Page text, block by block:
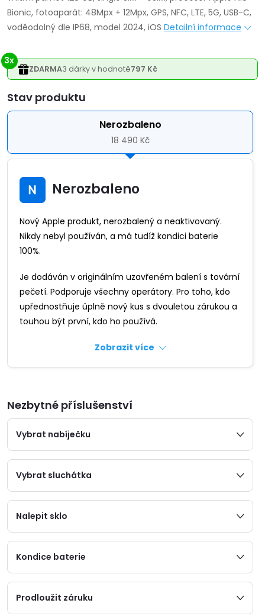
Bionic, fotoaparát: 48Mpx + 12Mpx, GPS, NFC, LTE, 5G, USB-C,
voděodolný dle IP68, model 2024, iOS Detailní informace
3x
ZDARMA3 dárky v hodnotě797 Kč
Nerozbaleno
18 490 Kč
Nerozbaleno
Nový Apple produkt, nerozbalený a neaktivovaný.
Nikdy nebyl používán, a má tudíž kondici baterie
100%.
Je dodáván v originálním uzavřeném balení s tovární
pečetí. Podporuje všechny operátory. Pro toho, kdo
upřednostňuje úplně nový kus s dvouletou zárukou a
touhou být první, kdo ho používá.
Zobrazit více
Nezbytné příslušenství
Vybrat nabíječku
Vybrat sluchátka
Nalepit sklo
Kondice baterie
Prodloužit záruku